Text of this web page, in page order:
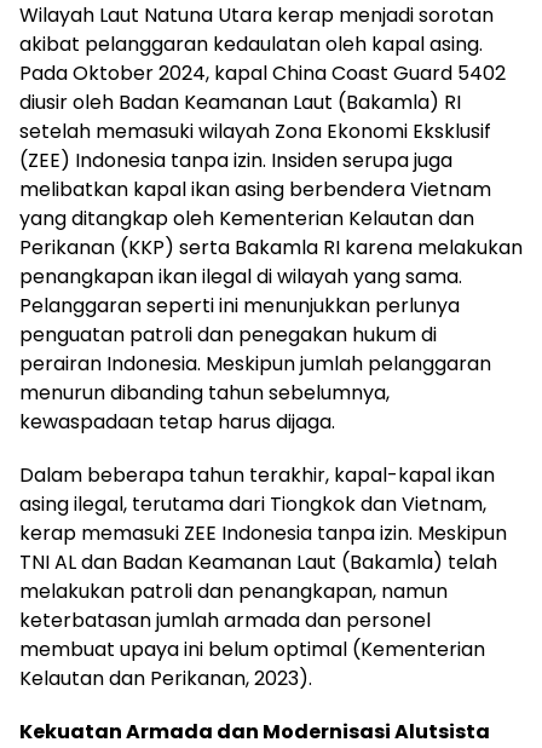
Wilayah Laut Natuna Utara kerap menjadi sorotan
akibat pelanggaran kedaulatan oleh kapal asing.
Pada Oktober 2024, kapal China Coast Guard 5402
diusir oleh Badan Keamanan Laut (Bakamla) RI
setelah memasuki wilayah Zona Ekonomi Eksklusif
(ZEE) Indonesia tanpa izin. Insiden serupa juga
melibatkan kapal ikan asing berbendera Vietnam
yang ditangkap oleh Kementerian Kelautan dan
Perikanan (KKP) serta Bakamla RI karena melakukan
penangkapan ikan ilegal di wilayah yang sama.
Pelanggaran seperti ini menunjukkan perlunya
penguatan patroli dan penegakan hukum di
perairan Indonesia. Meskipun jumlah pelanggaran
menurun dibanding tahun sebelumnya,
kewaspadaan tetap harus dijaga.
Dalam beberapa tahun terakhir, kapal-kapal ikan
asing ilegal, terutama dari Tiongkok dan Vietnam,
kerap memasuki ZEE Indonesia tanpa izin. Meskipun
TNI AL dan Badan Keamanan Laut (Bakamla) telah
melakukan patroli dan penangkapan, namun
keterbatasan jumlah armada dan personel
membuat upaya ini belum optimal (Kementerian
Kelautan dan Perikanan, 2023).
Kekuatan Armada dan Modernisasi Alutsista